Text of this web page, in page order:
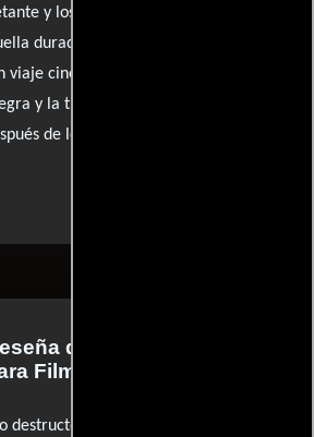
y los matices de la narrativa
duradera. En su conjunto,
viaje cinematográfico que oscila
y la tragedia, invitando a la
de los créditos finales.
de
FilmAffinity
destructor (o renovador, según cómo